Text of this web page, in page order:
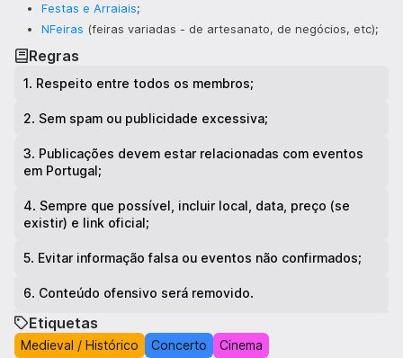
Festas e Arraiais;
NFeiras (feiras variadas - de artesanato, de negócios, etc);
Regras
1. Respeito entre todos os membros;
2. Sem spam ou publicidade excessiva;
3. Publicações devem estar relacionadas com eventos
em Portugal;
4. Sempre que possível, incluir local, data, preço (se
existir) e link oficial;
5. Evitar informação falsa ou eventos não confirmados;
6. Conteúdo ofensivo será removido.
Etiquetas
Medieval / Histórico Concerto
Cinema